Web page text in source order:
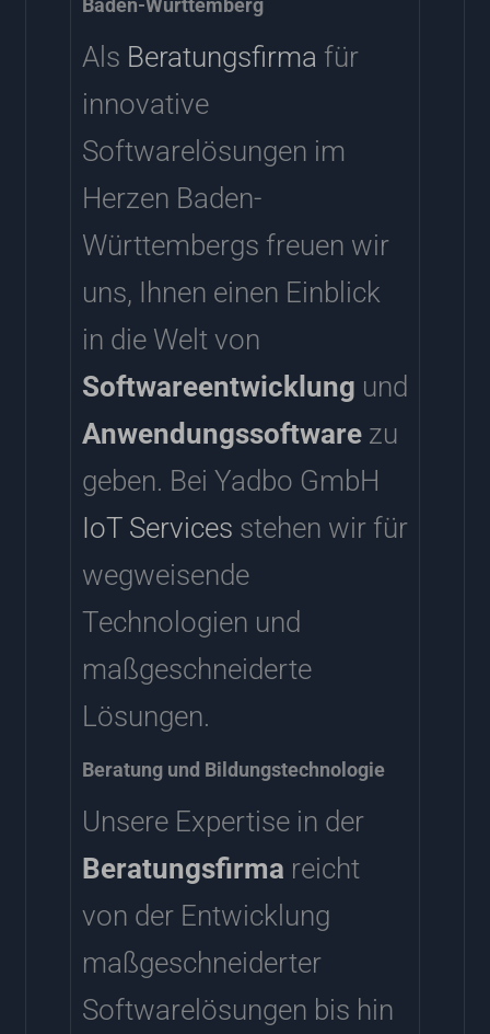
Als Beratungsfirma für
innovative
Softwarelösungen im
Herzen Baden-
Württembergs freuen wir
uns, Ihnen einen Einblick
in die Welt von
Softwareentwicklung und
Anwendungssoftwarezu
geben. Bei Yadbo GmbH
IoT Services stehen wir für
wegweisende
Technologien und
maßgeschneiderte
Lösungen.
Beratung und Bildungstechnologie
Unsere Expertise in der
Beratungsfirma reicht
von der Entwicklung
maßgeschneiderter
Softwarelösungen bis hin